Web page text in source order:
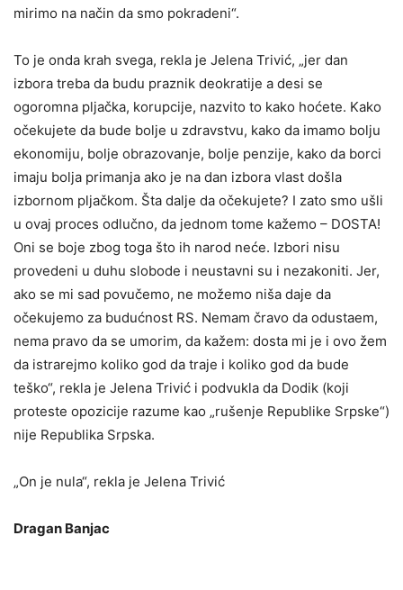
mirimo na način da smo pokradeni“.
To je onda krah svega, rekla je Jelena Trivić, „jer dan
izbora treba da budu praznik deokratije a desi se
ogoromna pljačka, korupcije, nazvito to kako hoćete. Kako
očekujete da bude bolje u zdravstvu, kako da imamo bolju
ekonomiju, bolje obrazovanje, bolje penzije, kako da borci
imaju bolja primanja ako je na dan izbora vlast došla
izbornom pljačkom. Šta dalje da očekujete? I zato smo ušli
u ovaj proces odlučno, da jednom tome kažemo – DOSTA!
Oni se boje zbog toga što ih narod neće. Izbori nisu
provedeni u duhu slobode i neustavni su i nezakoniti. Jer,
ako se mi sad povučemo, ne možemo niša daje da
očekujemo za budućnost RS. Nemam čravo da odustaem,
nema pravo da se umorim, da kažem: dosta mi je i ovo žem
da istrarejmo koliko god da traje i koliko god da bude
teško“, rekla je Jelena Trivić i podvukla da Dodik (koji
proteste opozicije razume kao „rušenje Republike Srpske“)
nije Republika Srpska.
„On je nula“, rekla je Jelena Trivić
Dragan Banjac